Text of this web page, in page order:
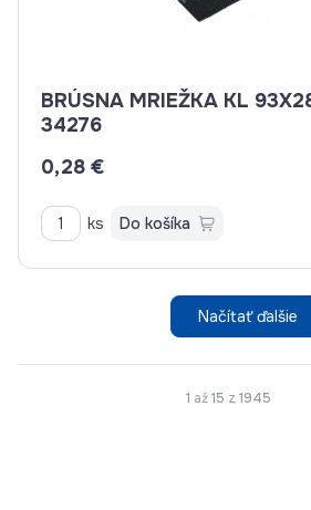
BRÚSNA MRIEŽKA KL 93X280 ZR 080
34276
0,28 €
ks Do košíka
Načítať ďalšie
1 až15 z 1945